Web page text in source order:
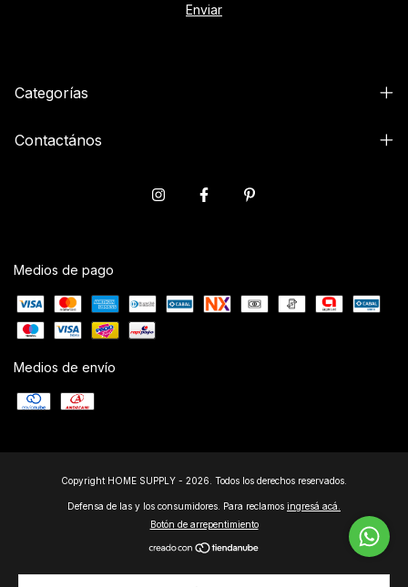
Categorías
Contactános
Medios de pago
Medios de envío
Copyright HOME SUPPLY - 2026. Todos los derechos reservados.
Defensa de las y los consumidores. Para reclamos ingresá acá.
Botón de arrepentimiento